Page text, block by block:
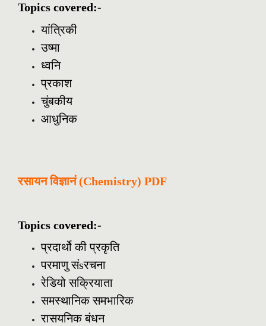
Topics covered:-
यांत्रिकी
उष्मा
ध्वनि
प्रकाश
चुंबकीय
आधुनिक
रसायन विज्ञानं(Chemistry) PDF
Topics covered:-
प्रदार्थो की प्रकृति
परमाणु संsरचना
रेडियो सक्रियाता
समस्थानिक समभारिक
रासयनिक बंधन